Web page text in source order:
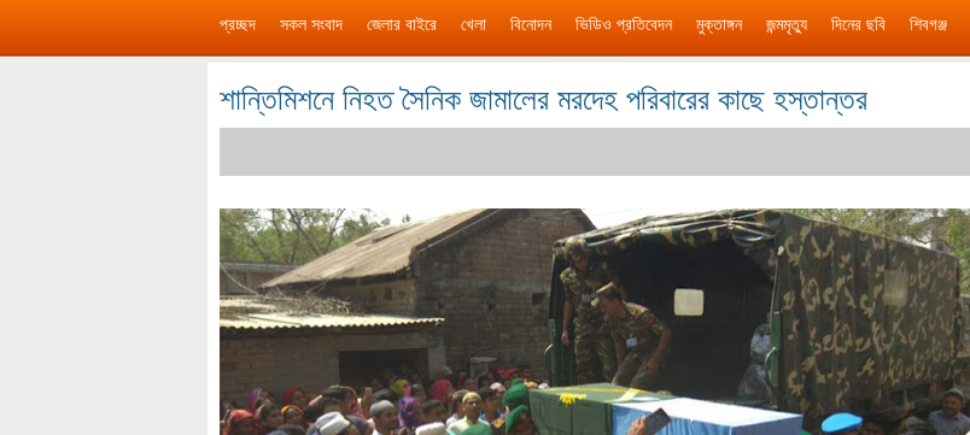
প্রচ্ছদ সকল সংবাদ জেলার বাইরে খেলা বিনোদন ভিডিও প্রতিবেদন মুক্তাঙ্গন জন্মমৃত্যু দিনের ছবি শিবগঞ্জ
শান্তিমিশনে নিহত সৈনিক জামালের মরদেহ পরিবারের কাছে হস্তান্তর